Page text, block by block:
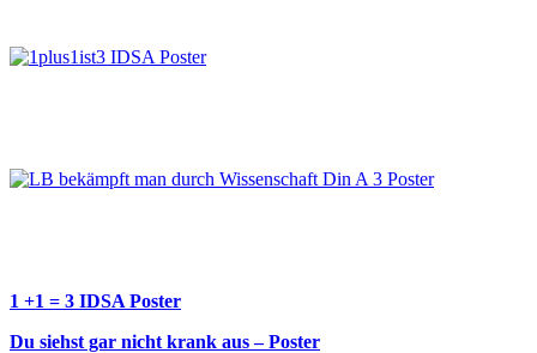
1 +1 = 3 IDSA Poster
Du siehst gar nicht krank aus – Poster